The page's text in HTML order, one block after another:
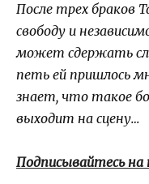
После трех браков
свободу и
может сдержать
петь ей пришлось
знает, что такое
выходит на сцену…
Подписывайтесь на